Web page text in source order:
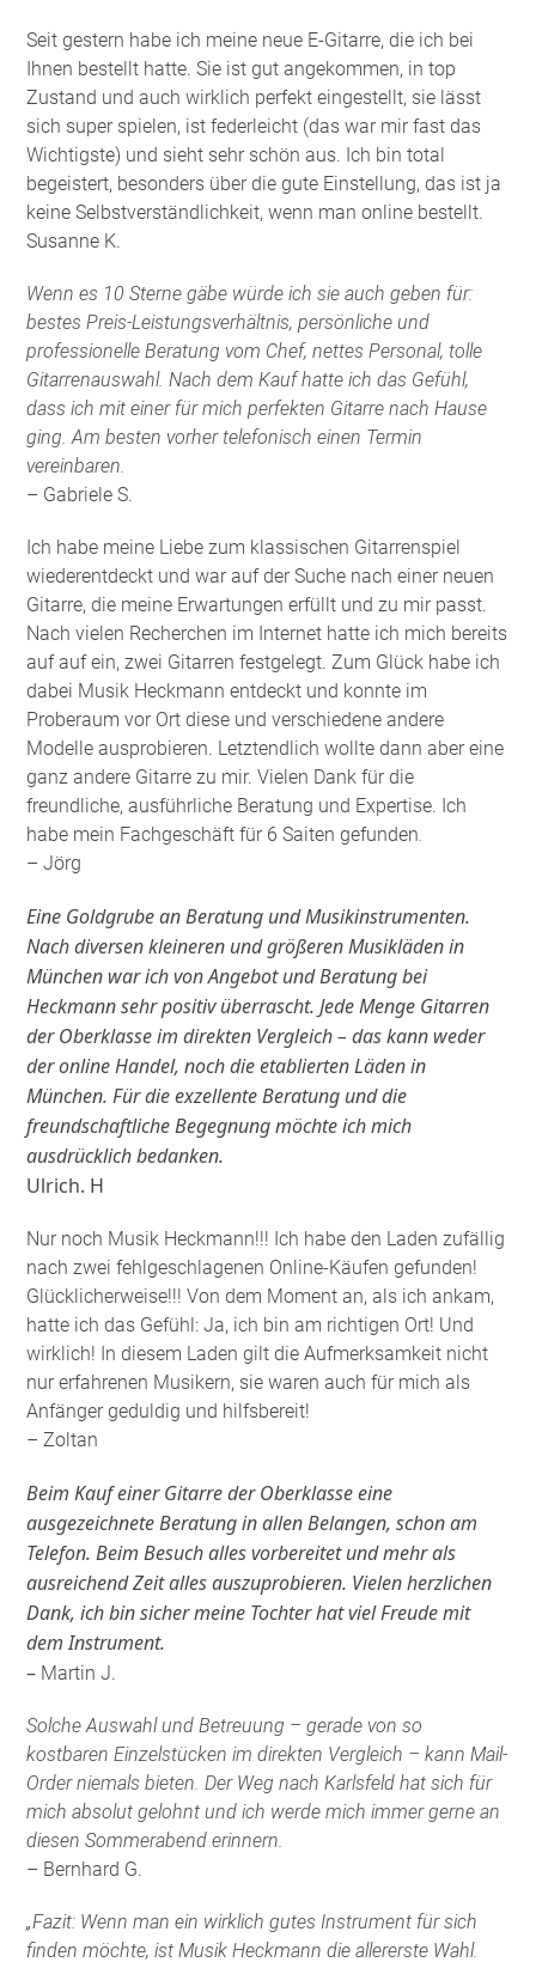
Seit gestern habe ich meine neue E-Gitarre, die ich bei
Ihnen bestellt hatte. Sie ist gut angekommen, in top
Zustand und auch wirklich perfekt eingestellt, sie lässt
sich super spielen, ist federleicht (das war mir fast das
Wichtigste) und sieht sehr schön aus. Ich bin total
begeistert, besonders über die gute Einstellung, das ist ja
keine Selbstverständlichkeit, wenn man online bestellt.
Susanne K.
Wenn es 10 Sterne gäbe würde ich sie auch geben für:
bestes Preis-Leistungsverhältnis, persönliche und
professionelle Beratung vom Chef, nettes Personal, tolle
Gitarrenauswahl. Nach dem Kauf hatte ich das Gefühl,
dass ich mit einer für mich perfekten Gitarre nach Hause
ging. Am besten vorher telefonisch einen Termin
vereinbaren.
– Gabriele S.
Ich habe meine Liebe zum klassischen Gitarrenspiel
wiederentdeckt und war auf der Suche nach einer neuen
Gitarre, die meine Erwartungen erfüllt und zu mir passt.
Nach vielen Recherchen im Internet hatte ich mich bereits
auf auf ein, zwei Gitarren festgelegt. Zum Glück habe ich
dabei Musik Heckmann entdeckt und konnte im
Proberaum vor Ort diese und verschiedene andere
Modelle ausprobieren. Letztendlich wollte dann aber eine
ganz andere Gitarre zu mir. Vielen Dank für die
freundliche, ausführliche Beratung und Expertise. Ich
habe mein Fachgeschäft für 6 Saiten gefunden.
– Jörg
Eine Goldgrube an Beratung und Musikinstrumenten.
Nach diversen kleineren und größeren Musikläden in
München war ich von Angebot und Beratung bei
Heckmann sehr positiv überrascht. Jede Menge Gitarren
der Oberklasse im direkten Vergleich – das kann weder
der online Handel, noch die etablierten Läden in
München. Für die exzellente Beratung und die
freundschaftliche Begegnung möchte ich mich
ausdrücklich bedanken.
Ulrich. H
Nur noch Musik Heckmann!!! Ich habe den Laden zufällig
nach zwei fehlgeschlagenen Online-Käufen gefunden!
Glücklicherweise!!! Von dem Moment an, als ich ankam,
hatte ich das Gefühl: Ja, ich bin am richtigen Ort! Und
wirklich! In diesem Laden gilt die Aufmerksamkeit nicht
nur erfahrenen Musikern, sie waren auch für mich als
Anfänger geduldig und hilfsbereit!
– Zoltan
Beim Kauf einer Gitarre der Oberklasse eine
ausgezeichnete Beratung in allen Belangen, schon am
Telefon. Beim Besuch alles vorbereitet und mehr als
ausreichend Zeit alles auszuprobieren. Vielen herzlichen
Dank, ich bin sicher meine Tochter hat viel Freude mit
dem Instrument.
– Martin J.
Solche Auswahl und Betreuung – gerade von so
kostbaren Einzelstücken im direkten Vergleich – kann Mail-
Order niemals bieten. Der Weg nach Karlsfeld hat sich für
mich absolut gelohnt und ich werde mich immer gerne an
diesen Sommerabend erinnern.
– Bernhard G.
„Fazit: Wenn man ein wirklich gutes Instrument für sich
finden möchte, ist Musik Heckmann die allererste Wahl.